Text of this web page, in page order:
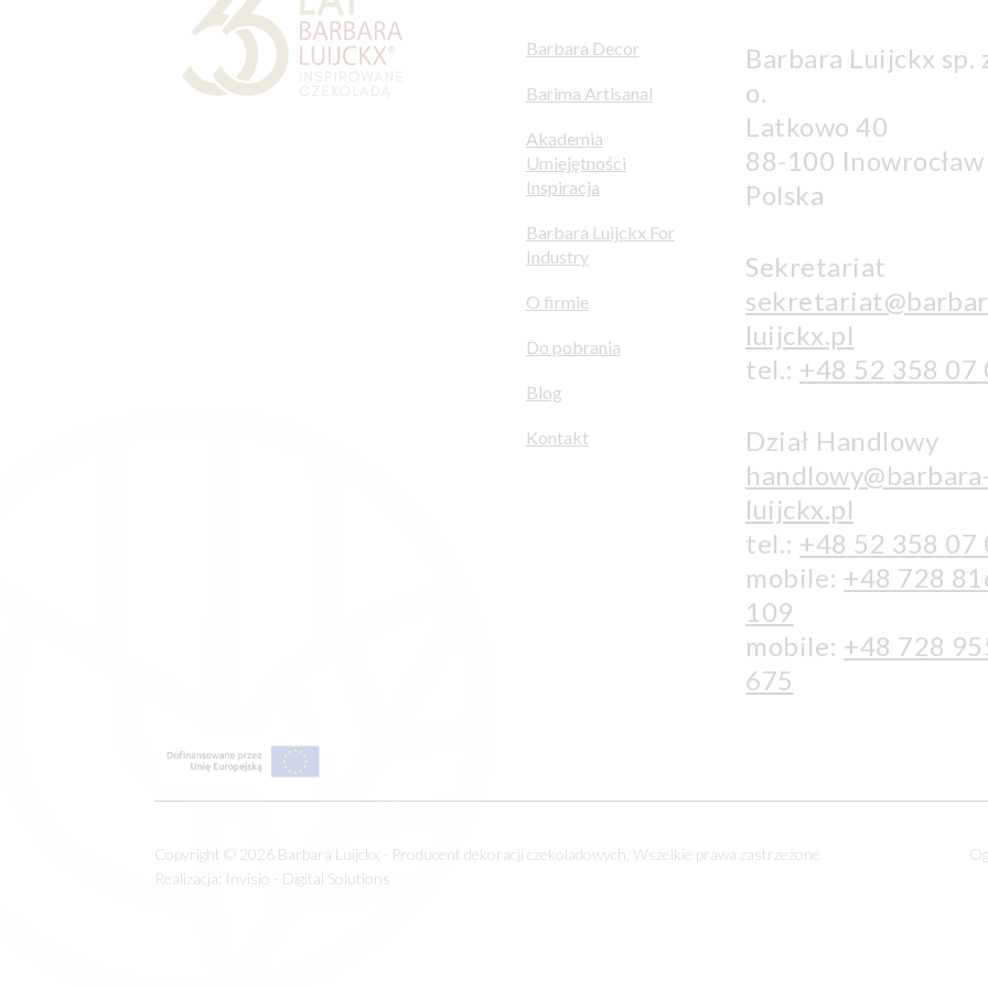
Barbara Decor
Barima Artisanal
Akademia
Umiejętności
Inspiracja
Barbara Luijckx For
Industry
O firmie
Do pobrania
Blog
Kontakt
Barbara Luijckx sp.
o.
Latkowo 40
88-100 Inowrocław
Polska
Sekretariat
luijckx.pl
tel.: +48 52 358 07
Dział Handlowy
luijckx.pl
tel.: +48 52 358 07
mobile: +48 728
109
mobile: +48 728
675
Copyright © 2026 Barbara Luijckx - Producent dekoracji czekoladowych, Wszelkie prawa zastrzeżone
Realizacja: Invisio - Digital Solutions